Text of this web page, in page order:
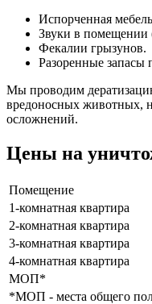
Испорченная
Звуки в помещении
Фекалии грызунов.
Разоренные запасы
Мы проводим
вредоносных животных,
осложнений.
Цены на
Помещение
1-комнатная квартира
2-комнатная квартира
3-комнатная квартира
4-комнатная квартира
МОП*
*МОП - места общего